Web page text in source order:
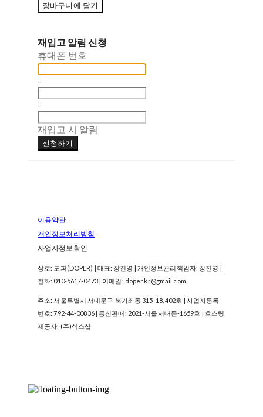
장바구니에 담기
재입고 알림 신청
휴대폰 번호
-
-
재입고 시 알림
신청하기
이용약관
개인정보처리방침
사업자정보확인
상호: 도퍼(DOPER) | 대표: 장진영 | 개인정보관리책임자: 장진영 |
전화: 010-5617-0473 | 이메일: doper.kr@gmail.com
주소: 서울특별시 서대문구 북가좌동 315-18, 402호 | 사업자등록
번호:792-44-00836| 통신판매: 2021-서울서대문-1659호
| 호스팅
제공자: (주)식스샵